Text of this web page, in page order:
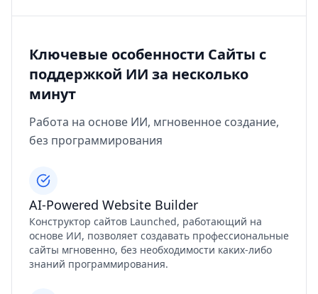
Ключевые особенности Сайты с
поддержкой ИИ за несколько
минут
Работа на основе ИИ, мгновенное создание,
без программирования
AI-Powered Website Builder
Конструктор сайтов Launched, работающий на
основе ИИ, позволяет создавать профессиональные
сайты мгновенно, без необходимости каких-либо
знаний программирования.